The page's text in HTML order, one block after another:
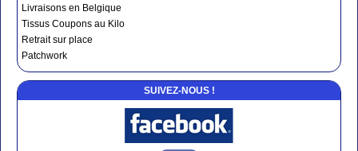
Livraisons en Belgique
Tissus Coupons au Kilo
Retrait sur place
Patchwork
SUIVEZ-NOUS !